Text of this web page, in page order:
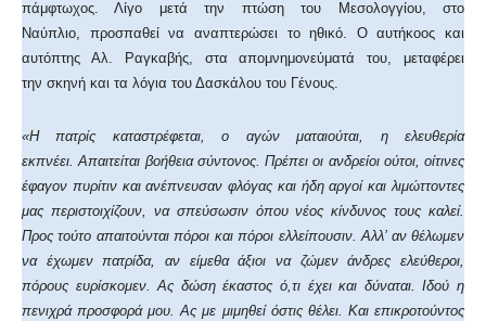
πάμφτωχος. Λίγο μετά την πτώση του Μεσολογγίου, στο
Ναύπλιο, προσπαθεί να αναπτερώσει το ηθικό. Ο αυτήκοος και
αυτόπτης Αλ. Ραγκαβής, στα απομνημονεύματά του, μεταφέρει
την σκηνή και τα λόγια του Δασκάλου του Γένους.
«Η πατρίς καταστρέφεται, ο αγών ματαιούται, η ελευθερία
εκπνέει. Απαιτείται βοήθεια σύντονος. Πρέπει οι ανδρείοι ούτοι, οίτινες
έφαγον πυρίτιν και ανέπνευσαν φλόγας και ήδη αργοί και λιμώττοντες
μας περιστοιχίζουν, να σπεύσωσιν όπου νέος κίνδυνος τους καλεί.
Προς τούτο απαιτούνται πόροι και πόροι ελλείπουσιν. Αλλ’ αν θέλωμεν
να έχωμεν πατρίδα, αν είμεθα άξιοι να ζώμεν άνδρες ελεύθεροι,
πόρους ευρίσκομεν. Ας δώση έκαστος ό,τι έχει και δύναται. Ιδού η
πενιχρά προσφορά μου. Ας με μιμηθεί όστις θέλει. Και επικροτούντος